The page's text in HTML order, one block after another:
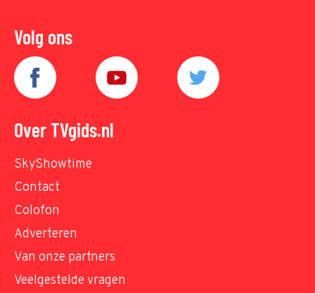
Volg ons
Over TVgids.nl
SkyShowtime
Contact
Colofon
Adverteren
Van onze partners
Veelgestelde vragen